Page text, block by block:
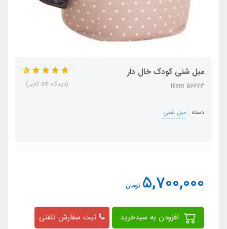
مبل شنی کودک خال دار
item 56673
دسته : مبل شنی
(دیدگاه 54 کاربر)
5,700,000 تومان
ثبت سفارش تلفنی